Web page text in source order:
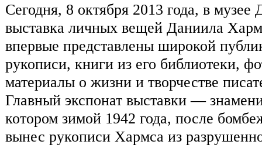
Сегодня, 8 октября 2013 года, в музее
выставка личных вещей Даниила
впервые представлены широкой
рукописи, книги из его библиотеки,
материалы о жизни и творчестве
Главный экспонат выставки —
котором зимой 1942 года, после
вынес рукописи Хармса из